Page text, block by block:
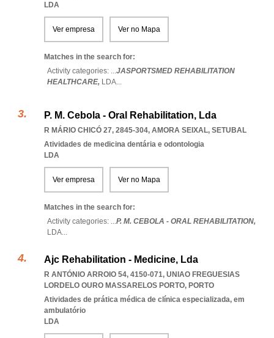
LDA
Ver empresa Ver no Mapa
Matches in the search for:
Activity categories: ...JASPORTSMED REHABILITATION
HEALTHCARE, LDA...
P. M. Cebola - Oral Rehabilitation, Lda
R MÁRIO CHICÓ 27, 2845-304, AMORA SEIXAL, SETUBAL
Atividades de medicina dentária e odontologia
LDA
Ver empresa Ver no Mapa
Matches in the search for:
Activity categories: ...P. M. CEBOLA - ORAL REHABILITATION,
LDA...
Ajc Rehabilitation - Medicine, Lda
R ANTÓNIO ARROIO 54, 4150-071, UNIAO FREGUESIAS
LORDELO OURO MASSARELOS PORTO, PORTO
Atividades de prática médica de clínica especializada, em
ambulatório
LDA